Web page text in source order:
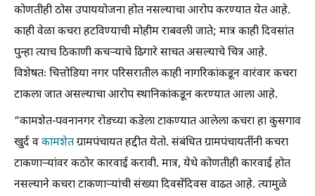
कोणतीही ठोस उपाययोजना होत नसल्याचा आरोप करण्यात येत आहे.
काही वेळा कचरा हटविण्याची मोहीम राबवली जाते; मात्र काही दिवसांत
पुन्हा त्याच ठिकाणी कचऱ्याचे ढिगारे साचत असल्याचे चित्र आहे.
विशेषतः चित्तोडिया नगर परिसरातील काही नागरिकांकडून वारंवार कचरा
टाकला जात असल्याचा आरोप स्थानिकांकडून करण्यात आला आहे.
“कामशेत-पवनानगर रोडच्या कडेला टाकण्यात आलेला कचरा हा कुसगाव
खुर्द वकामशेतग्रामपंचायत हद्दीत येतो. संबंधित ग्रामपंचायतींनी कचरा
टाकणाऱ्यांवर कठोर कारवाई करावी. मात्र, येथे कोणतीही कारवाई होत
नसल्याने कचरा टाकणाऱ्यांची संख्या दिवसेंदिवस वाढत आहे. त्यामुळे